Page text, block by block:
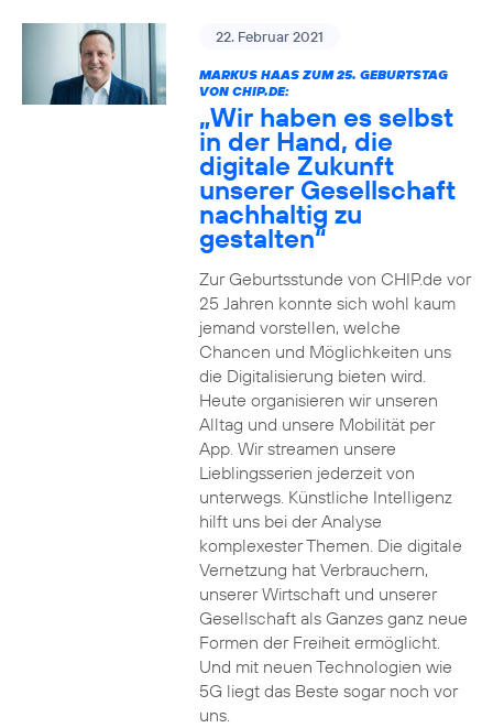
22. Februar 2021
MARKUS HAAS ZUM 25. GEBURTSTAG
VON CHIP.DE:
„Wir haben es selbst
in der Hand, die
digitale Zukunft
unserer Gesellschaft
nachhaltig zu
gestalten“
Zur Geburtsstunde von CHIP.de vor
25 Jahren konnte sich wohl kaum
jemand vorstellen, welche
Chancen und Möglichkeiten uns
die Digitalisierung bieten wird.
Heute organisieren wir unseren
Alltag und unsere Mobilität per
App. Wir streamen unsere
Lieblingsserien jederzeit von
unterwegs. Künstliche Intelligenz
hilft uns bei der Analyse
komplexester Themen. Die digitale
Vernetzung hat Verbrauchern,
unserer Wirtschaft und unserer
Gesellschaft als Ganzes ganz neue
Formen der Freiheit ermöglicht.
Und mit neuen Technologien wie
5G liegt das Beste sogar noch vor
uns.